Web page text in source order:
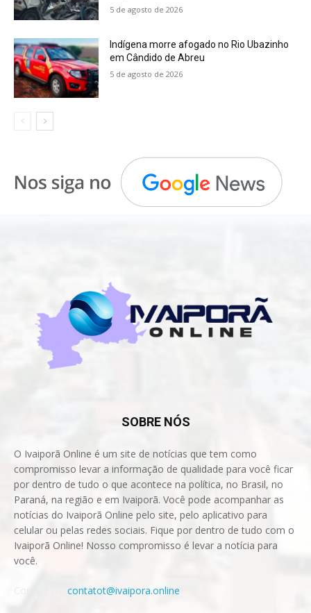
5 de agosto de 2026
Indígena morre afogado no Rio Ubazinho
em Cândido de Abreu
5 de agosto de 2026
SOBRE NÓS
O Ivaiporã Online é um site de notícias que tem como
compromisso levar a informação de qualidade para você ficar
por dentro de tudo o que acontece na política, no Brasil, no
Paraná, na região e em Ivaiporã. Você pode acompanhar as
notícias do Ivaiporã Online pelo site, pelo aplicativo para
celular ou pelas redes sociais. Fique por dentro de tudo com o
Ivaiporã Online! Nosso compromisso é levar a notícia para
você.
contatot@ivaipora.online